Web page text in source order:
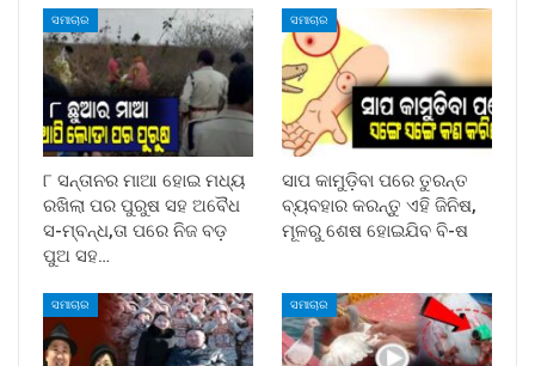
ସମାଚାର
୮ ସନ୍ତାନର ମାଆ ହୋଇ ମଧ୍ୟ
ରଖିଲା ପର ପୁରୁଷ ସହ ଅବୈଧ
ସ-ମ୍ବନ୍ଧ,ତା ପରେ ନିଜ ବଡ଼
ପୁଅ ସହ…
ସମାଚାର
ସାପ କାମୁଡ଼ିବା ପରେ ତୁରନ୍ତ
ବ୍ୟବହାର କରନ୍ତୁ ଏହି ଜିନିଷ,
ମୂଳରୁ ଶେଷ ହୋଇଯିବ ବି-ଷ
ସମାଚାର ସମାଚାର